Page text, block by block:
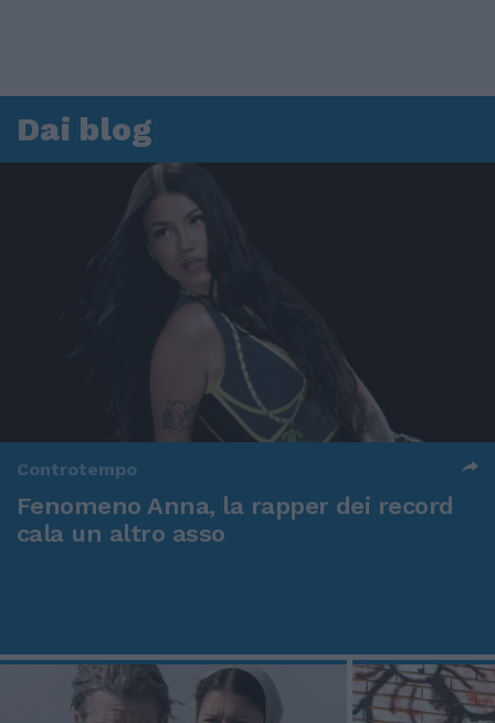
Dai blog
Controtempo
Fenomeno Anna, la rapper dei record
cala un altro asso